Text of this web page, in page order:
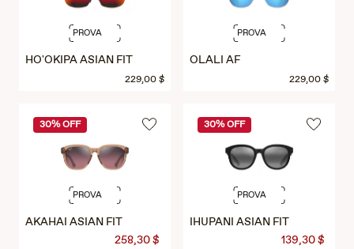
HO'OKIPA ASIAN FIT
229,00 $
PROVA
OLALI AF
229,00 $
PROVA
30% OFF
AKAHAI ASIAN FIT
258,30 $
PROVA
30% OFF
IHUPANI ASIAN FIT
139,30 $
PROVA